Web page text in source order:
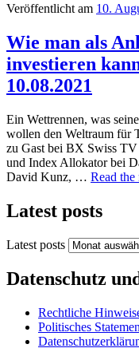
Veröffentlicht am 10.
Wie man als
investieren
10.08.2021
Ein Wettrennen, was
wollen den Weltraum für
zu Gast bei BX Swiss
und Index Allokator bei
David Kunz, … Read the
Latest posts
Latest posts
Datenschutz
Rechtliche
Politisches